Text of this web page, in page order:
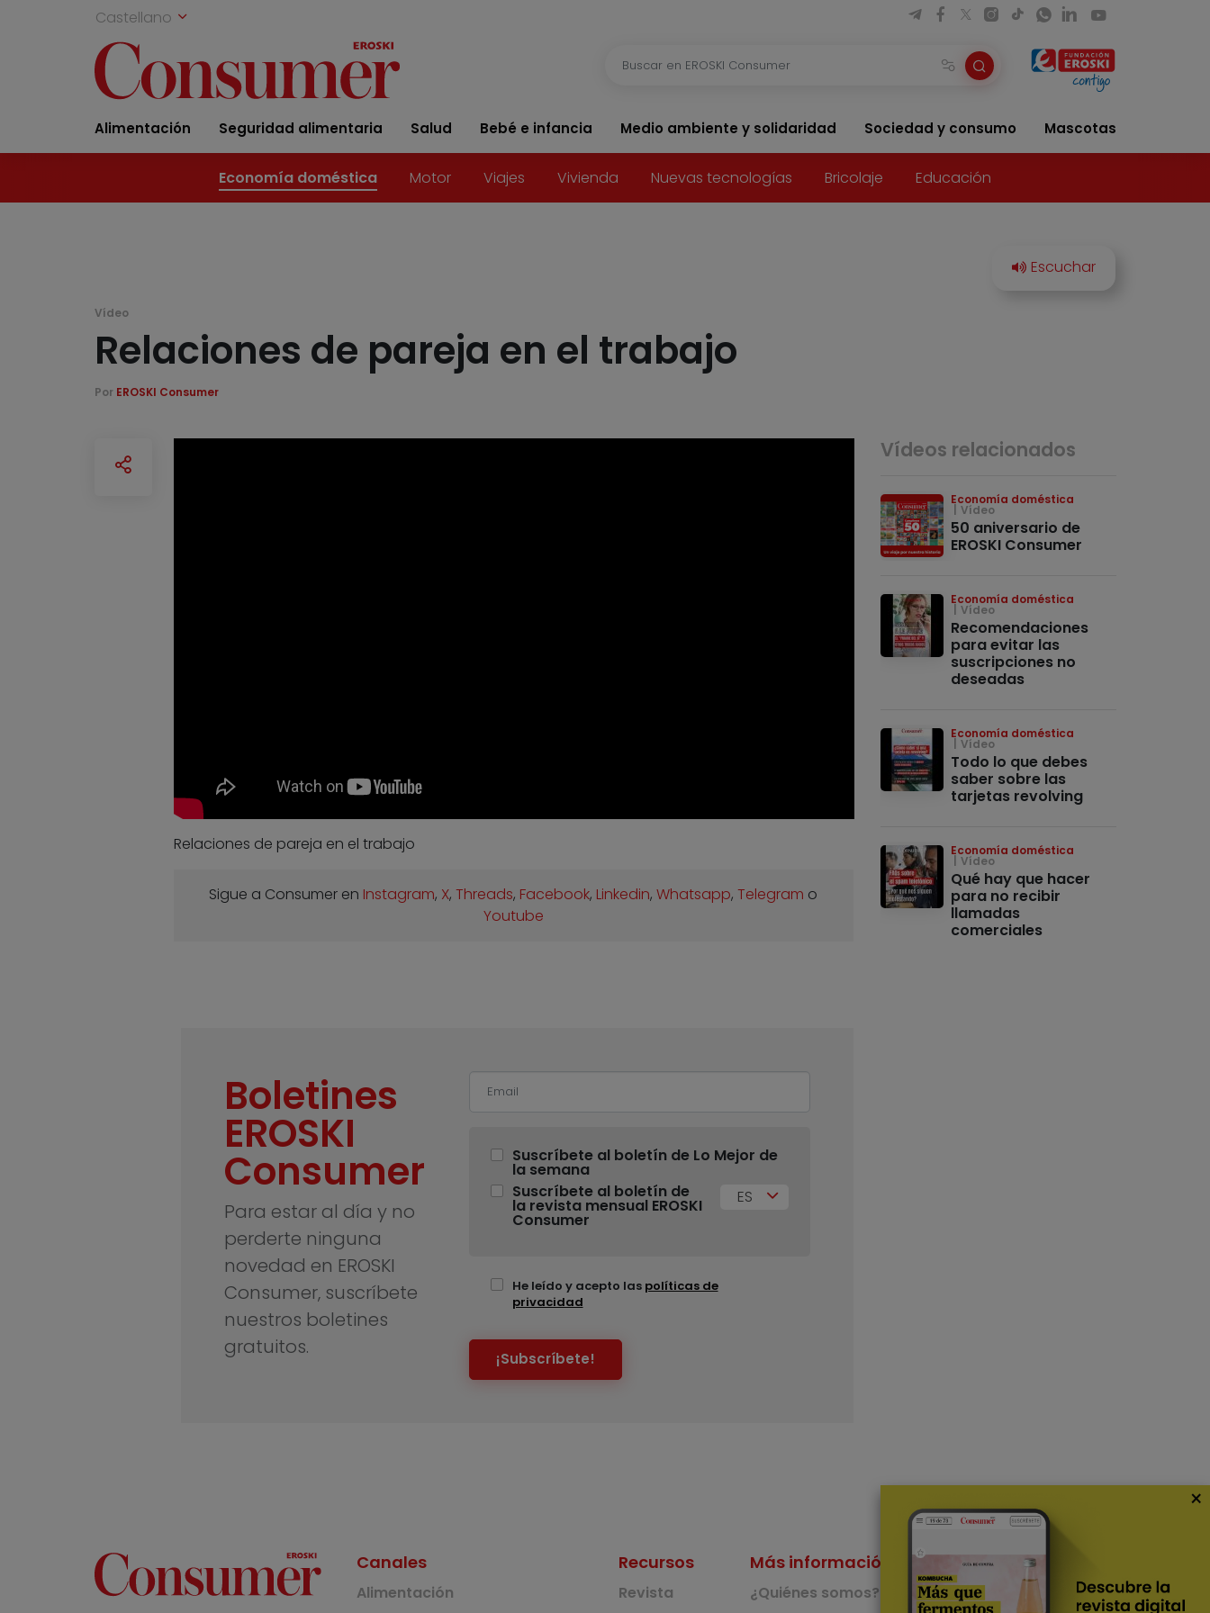
Castellano
Alimentación Seguridad alimentaria Salud Bebé e infancia Medio ambiente y solidaridad Sociedad y consumo Mascotas
Economía doméstica Motor Viajes Vivienda Nuevas tecnologías Bricolaje Educación
Vídeo
Relaciones de pareja en el trabajo
Por EROSKI Consumer
Relaciones de pareja en el trabajo
Sigue a Consumer en Instagram, X,Threads, Facebook, Linkedin,Whatsapp,Telegram o
Youtube
Boletines
EROSKI
Consumer
Para estar al día y no
perderte ninguna
novedad en EROSKI
Consumer, suscríbete
nuestros boletines
gratuitos.
Suscríbete al boletín de Lo Mejor de
la semana
Suscríbete al boletín de
la revista mensual EROSKI
Consumer
ES
He leído y acepto las políticas de
privacidad
¡Subscríbete!
Vídeos relacionados
Economía doméstica
Vídeo
50 aniversario de
EROSKI Consumer
Economía doméstica
Vídeo
Recomendaciones
para evitar las
suscripciones no
deseadas
Economía doméstica
Vídeo
Todo lo que debes
saber sobre las
tarjetas revolving
Economía doméstica
Vídeo
Qué hay que hacer
para no recibir
llamadas
comerciales
Canales
Alimentación
Recursos
Revista
Más información
¿Quiénes somos?
Nuestras Apps
App de recetas
×